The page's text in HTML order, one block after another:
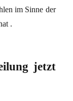
im Sinne der
.
jetzt